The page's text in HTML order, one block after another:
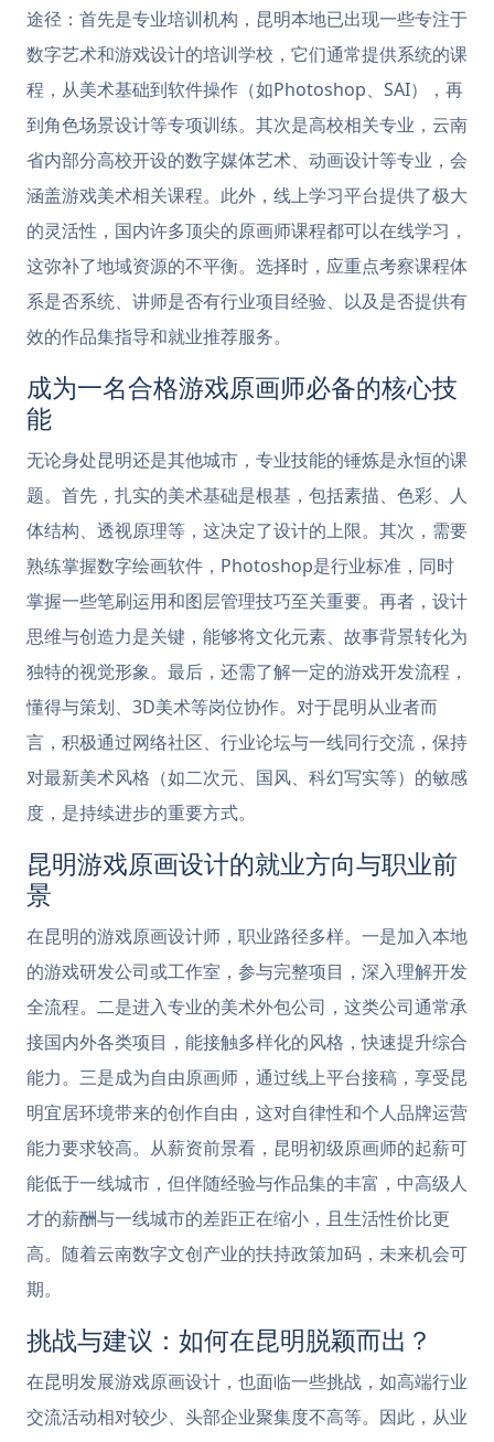
途径：首先是专业培训机构，昆明本地已出现一些专注于
数字艺术和游戏设计的培训学校，它们通常提供系统的课
程，从美术基础到软件操作（如Photoshop、SAI），再
到角色场景设计等专项训练。其次是高校相关专业，云南
省内部分高校开设的数字媒体艺术、动画设计等专业，会
涵盖游戏美术相关课程。此外，线上学习平台提供了极大
的灵活性，国内许多顶尖的原画师课程都可以在线学习，
这弥补了地域资源的不平衡。选择时，应重点考察课程体
系是否系统、讲师是否有行业项目经验、以及是否提供有
效的作品集指导和就业推荐服务。
成为一名合格游戏原画师必备的核心技
能
无论身处昆明还是其他城市，专业技能的锤炼是永恒的课
题。首先，扎实的美术基础是根基，包括素描、色彩、人
体结构、透视原理等，这决定了设计的上限。其次，需要
熟练掌握数字绘画软件，Photoshop是行业标准，同时
掌握一些笔刷运用和图层管理技巧至关重要。再者，设计
思维与创造力是关键，能够将文化元素、故事背景转化为
独特的视觉形象。最后，还需了解一定的游戏开发流程，
懂得与策划、3D美术等岗位协作。对于昆明从业者而
言，积极通过网络社区、行业论坛与一线同行交流，保持
对最新美术风格（如二次元、国风、科幻写实等）的敏感
度，是持续进步的重要方式。
昆明游戏原画设计的就业方向与职业前
景
在昆明的游戏原画设计师，职业路径多样。一是加入本地
的游戏研发公司或工作室，参与完整项目，深入理解开发
全流程。二是进入专业的美术外包公司，这类公司通常承
接国内外各类项目，能接触多样化的风格，快速提升综合
能力。三是成为自由原画师，通过线上平台接稿，享受昆
明宜居环境带来的创作自由，这对自律性和个人品牌运营
能力要求较高。从薪资前景看，昆明初级原画师的起薪可
能低于一线城市，但伴随经验与作品集的丰富，中高级人
才的薪酬与一线城市的差距正在缩小，且生活性价比更
高。随着云南数字文创产业的扶持政策加码，未来机会可
期。
挑战与建议：如何在昆明脱颖而出？
在昆明发展游戏原画设计，也面临一些挑战，如高端行业
交流活动相对较少、头部企业聚集度不高等。因此，从业